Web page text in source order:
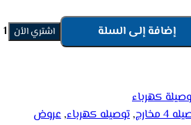
301100003إضافة إلى السلة اشتري الأن
كهرباء
4 مخارج , توصيله كهرباء, عروض